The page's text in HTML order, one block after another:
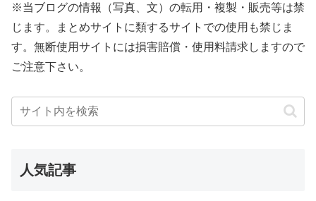
※当ブログの情報（写真、文）の転用・複製・販売等は禁
じます。まとめサイトに類するサイトでの使用も禁じま
す。無断使用サイトには損害賠償・使用料請求しますので
ご注意下さい。
人気記事